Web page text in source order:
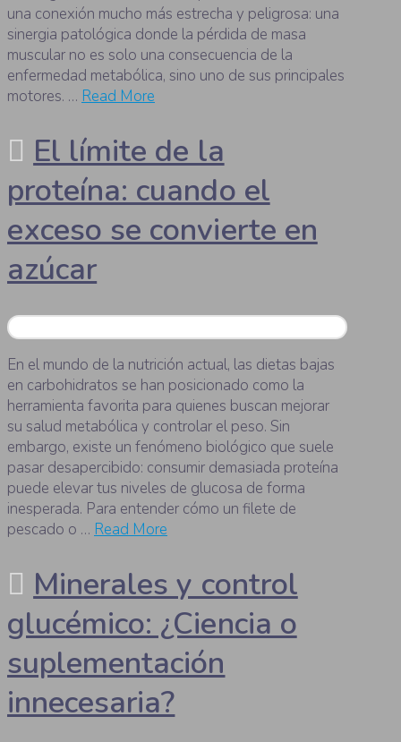
una conexión mucho más estrecha y peligrosa: una
sinergia patológica donde la pérdida de masa
muscular no es solo una consecuencia de la
enfermedad metabólica, sino uno de sus principales
motores. … Read More
El límite de la
proteína: cuando el
exceso se convierte en
azúcar
En el mundo de la nutrición actual, las dietas bajas
en carbohidratos se han posicionado como la
herramienta favorita para quienes buscan mejorar
su salud metabólica y controlar el peso. Sin
embargo, existe un fenómeno biológico que suele
pasar desapercibido: consumir demasiada proteína
puede elevar tus niveles de glucosa de forma
inesperada. Para entender cómo un filete de
pescado o … Read More
Minerales y control
glucémico: ¿Ciencia o
suplementación
innecesaria?